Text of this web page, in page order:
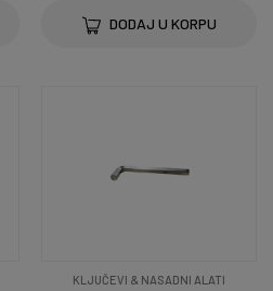
DODAJ U KORPU
KLJUČEVI & NASADNI ALATI